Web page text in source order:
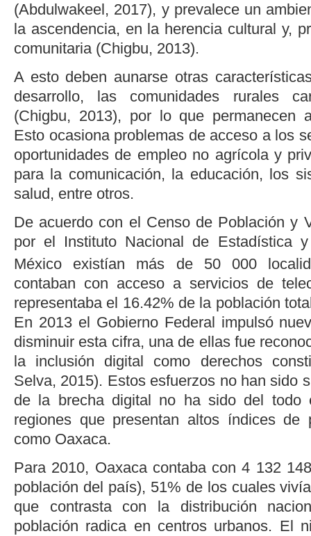
(Abdulwakeel, 2017), y prevalece un
la ascendencia, en la herencia cultural y,
comunitaria (Chigbu, 2013).
A esto deben aunarse otras
desarrollo, las comunidades rurales
(Chigbu, 2013), por lo que permanecen
Esto ocasiona problemas de acceso a los
oportunidades de empleo no agrícola y
para la comunicación, la educación, los
salud, entre otros.
De acuerdo con el Censo de Población y
por el Instituto Nacional de Estadística
México existían más de 50 000
contaban con acceso a servicios de
representaba el 16.42% de la población
En 2013 el Gobierno Federal impulsó
disminuir esta cifra, una de ellas fue
la inclusión digital como derechos
Selva, 2015). Estos esfuerzos no han sido
de la brecha digital no ha sido del todo
regiones que presentan altos índices de
como Oaxaca.
Para 2010, Oaxaca contaba con 4 132
población del país), 51% de los cuales
que contrasta con la distribución
población radica en centros urbanos. El